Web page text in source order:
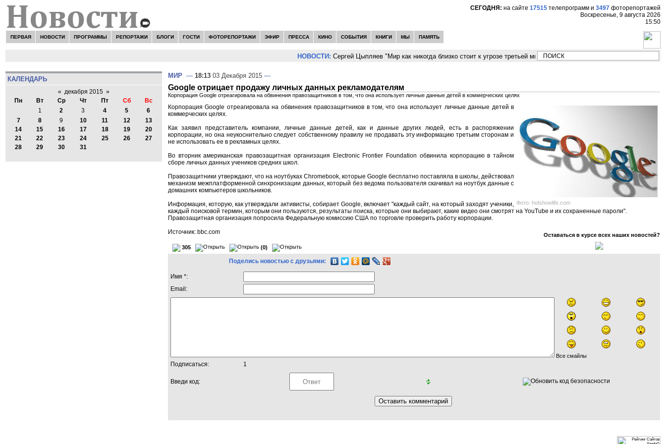
СЕГОДНЯ: на сайте 17515 телепрограмм и 3497 фоторепортажей
Воскресенье, 9 августа 2026
15:50
ПЕРВАЯ НОВОСТИ ПРОГРАММЫ РЕПОРТАЖИ БЛОГИ ГОСТИ ФОТОРЕПОРТАЖИ ЭФИР ПРЕССА КИНО СОБЫТИЯ КНИГИ МЫ ПАМЯТЬ
НОВОСТИ: Сергей Цыпляев "Мир как никогда близко стоит к угрозе третьей мировой войны"
КАЛЕНДАРЬ
« декабря 2015 »
Пн
Вт Ср Чт Пт Сб
Вс
1
2 3 4 5
6
7
8 9 10 11 12
13
14
15 16 17 18 19
20
21
22 23 24 25 26
27
28
29 30 31
МИР — 18:13 03 Декабря 2015 —
Google отрицает продажу личных данных рекламодателям
Корпорация Google отреагировала на обвинения правозащитников в том, что она использует личные данные детей в коммерческих целях
Фото: hotshowlife.com
Корпорация Google отреагировала на обвинения правозащитников в том, что она использует личные данные детей в
коммерческих целях.
Как заявил представитель компании, личные данные детей, как и данные других людей, есть в распоряжении
корпорации, но она неукоснительно следует собственному правилу не продавать эту информацию третьим сторонам и
не использовать ее в рекламных целях.
Во вторник американская правозащитная организация Electronic Frontier Foundation обвинила корпорацию в тайном
сборе личных данных учеников средних школ.
Правозащитники утверждают, что на ноутбуках Chromebook, которые Google бесплатно поставляла в школы, действовал
механизм межплатформенной синхронизации данных, который без ведома пользователя скачивал на ноутбук данные с
домашних компьютеров школьников.
Информация, которую, как утверждали активисты, собирает Google, включает "каждый сайт, на который заходят ученики,
каждый поисковой термин, которым они пользуются, результаты поиска, которые они выбирают, какие видео они смотрят на YouTube и их сохраненные пароли".
Правозащитная организация попросила Федеральную комиссию США по торговле проверить работу корпорации.
Источник: bbc.com
Оставаться в курсе всех наших новостей?
305 (0)
Поделись новостью с друзьями:
Имя *:
Email:
Все смайлы
Подписаться: 1
Введи код: